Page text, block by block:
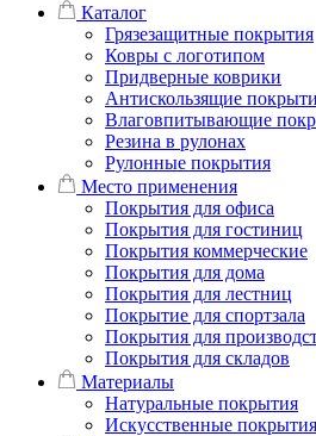
Каталог
Грязезащитные покрытия
Ковры с логотипом
Придверные коврики
Антискользящие
Влаговпитывающие
Резина в рулонах
Рулонные покрытия
Место применения
Покрытия для офиса
Покрытия для гостиниц
Покрытия коммерческие
Покрытия для дома
Покрытия для лестниц
Покрытие для спортзала
Покрытия для
Покрытия для складов
Материалы
Натуральные покрытия
Искусственные покрытия